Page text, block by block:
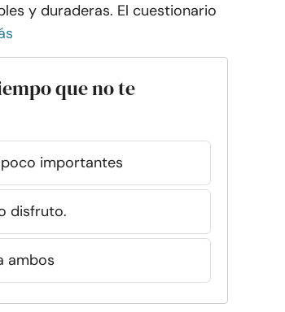
y duraderas. El cuestionario
que no te
importantes
disfruto.
ambos